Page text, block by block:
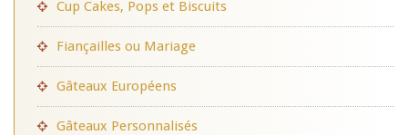
Cup Cakes, Pops et Biscuits
Fiançailles ou Mariage
Gâteaux Européens
Gâteaux Personnalisés